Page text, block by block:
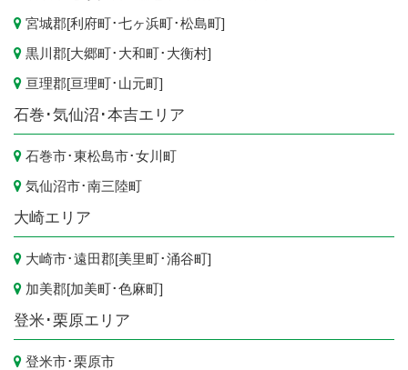
宮城郡[利府町･七ヶ浜町･松島町]
黒川郡[大郷町･ 大和町･ 大衡村]
亘理郡[亘理町･ 山元町]
石巻･気仙沼･本吉エリア
石巻市･東松島市･女川町
気仙沼市･南三陸町
大崎エリア
大崎市･遠田郡[美里町･涌谷町]
加美郡[加美町･色麻町]
登米･栗原エリア
登米市･栗原市